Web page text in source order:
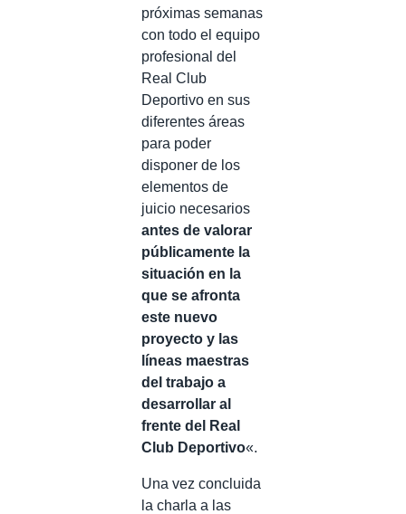
próximas semanas
con todo el equipo
profesional del
Real Club
Deportivo en sus
diferentes áreas
para poder
disponer de los
elementos de
juicio necesarios
antes de valorar
públicamente la
situación en la
que se afronta
este nuevo
proyecto y las
líneas maestras
del trabajo a
desarrollar al
frente del Real
Club Deportivo«.
Una vez concluida
la charla a las